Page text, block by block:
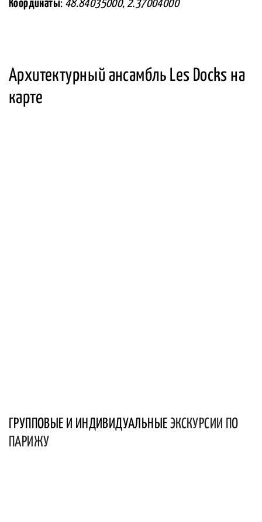
Координаты: 48.84035000, 2.37004000
Архитектурный ансамбль Les Docks на
карте
ГРУППОВЫЕ И ИНДИВИДУАЛЬНЫЕ ЭКСКУРСИИ ПО
ПАРИЖУ